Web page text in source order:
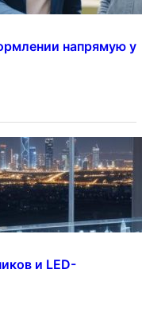
напрямую у
и LED-